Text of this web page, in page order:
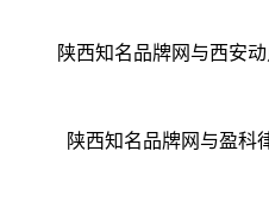
陕西知名品牌网与西安
陕西知名品牌网与盈科